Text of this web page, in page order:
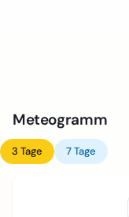
Meteogramm
3 Tage 7 Tage